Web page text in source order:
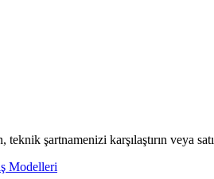
teknik şartnamenizi karşılaştırın veya
Modelleri